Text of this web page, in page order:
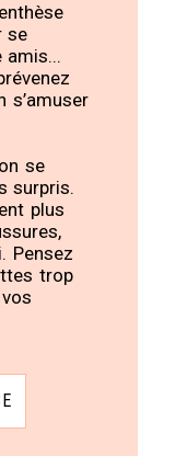
se
amis...
s’amuser
se
surpris.
plus
Pensez
trop